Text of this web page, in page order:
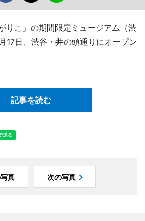
りこ」の期間限定ミュージアム（渋
17日、渋谷・井の頭通りにオープン
記事を読む
真 次の写真